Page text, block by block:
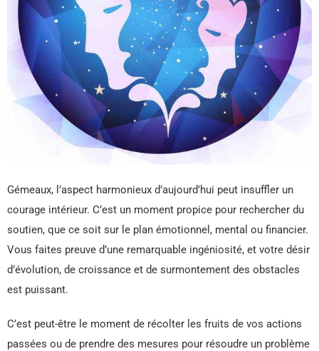
Gémeaux, l’aspect harmonieux d’aujourd’hui peut insuffler un
courage intérieur. C’est un moment propice pour rechercher du
soutien, que ce soit sur le plan émotionnel, mental ou financier.
Vous faites preuve d’une remarquable ingéniosité, et votre désir
d’évolution, de croissance et de surmontement des obstacles
est puissant.
C’est peut-être le moment de récolter les fruits de vos actions
passées ou de prendre des mesures pour résoudre un problème